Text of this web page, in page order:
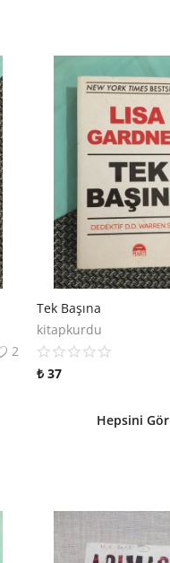
2
Tek Başına
kitapkurdu
₺ 37
Hepsini Gör